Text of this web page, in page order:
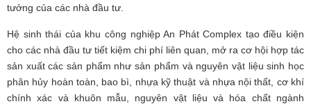
tưởng của các nhà đầu tư.
Hệ sinh thái của khu công nghiệp An Phát Complex tạo điều kiện
cho các nhà đầu tư tiết kiệm chi phí liên quan, mở ra cơ hội hợp tác
sản xuất các sản phẩm như sản phẩm và nguyên vật liệu sinh học
phân hủy hoàn toàn, bao bì, nhựa kỹ thuật và nhựa nội thất, cơ khí
chính xác và khuôn mẫu, nguyên vật liệu và hóa chất ngành